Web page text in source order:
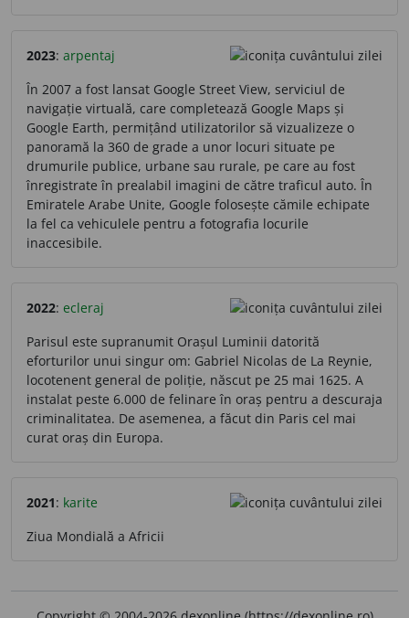
2023: arpentaj
În 2007 a fost lansat Google Street View, serviciul de
navigație virtuală, care completează Google Maps și
Google Earth, permițând utilizatorilor să vizualizeze o
panoramă la 360 de grade a unor locuri situate pe
drumurile publice, urbane sau rurale, pe care au fost
înregistrate în prealabil imagini de către traficul auto. În
Emiratele Arabe Unite, Google folosește cămile echipate
la fel ca vehiculele pentru a fotografia locurile
inaccesibile.
2022: ecleraj
Parisul este supranumit Orașul Luminii datorită
eforturilor unui singur om: Gabriel Nicolas de La Reynie,
locotenent general de poliție, născut pe 25 mai 1625. A
instalat peste 6.000 de felinare în oraș pentru a descuraja
criminalitatea. De asemenea, a făcut din Paris cel mai
curat oraș din Europa.
2021: karite
Ziua Mondială a Africii